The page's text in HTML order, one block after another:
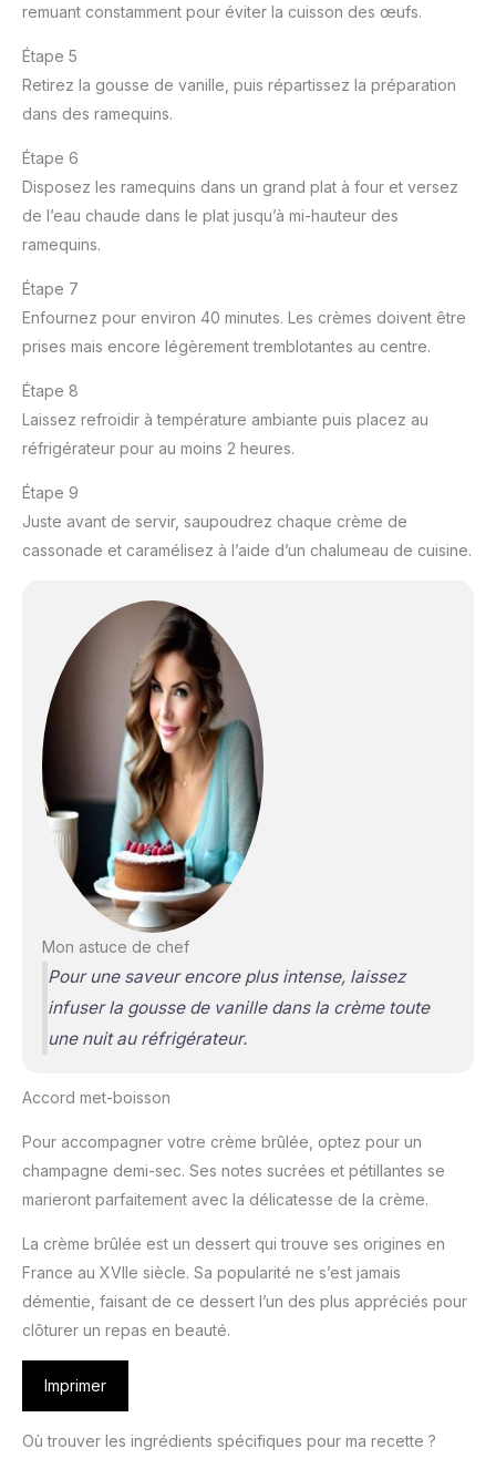
remuant constamment pour éviter la cuisson des œufs.
Étape 5
Retirez la gousse de vanille, puis répartissez la préparation
dans des ramequins.
Étape 6
Disposez les ramequins dans un grand plat à four et versez
de l’eau chaude dans le plat jusqu’à mi-hauteur des
ramequins.
Étape 7
Enfournez pour environ 40 minutes. Les crèmes doivent être
prises mais encore légèrement tremblotantes au centre.
Étape 8
Laissez refroidir à température ambiante puis placez au
réfrigérateur pour au moins 2 heures.
Étape 9
Juste avant de servir, saupoudrez chaque crème de
cassonade et caramélisez à l’aide d’un chalumeau de cuisine.
Mon astuce de chef
Pour une saveur encore plus intense, laissez
infuser la gousse de vanille dans la crème toute
une nuit au réfrigérateur.
Accord met-boisson
Pour accompagner votre crème brûlée, optez pour un
champagne demi-sec. Ses notes sucrées et pétillantes se
marieront parfaitement avec la délicatesse de la crème.
La crème brûlée est un dessert qui trouve ses origines en
France au XVIIe siècle. Sa popularité ne s’est jamais
démentie, faisant de ce dessert l’un des plus appréciés pour
clôturer un repas en beauté.
Imprimer
Où trouver les ingrédients spécifiques pour ma recette ?